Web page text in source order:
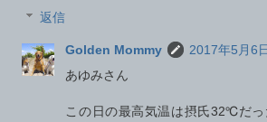
返信
Golden Mommy
2017年5月6
あゆみさん
この日の最高気温は摂氏32℃だ